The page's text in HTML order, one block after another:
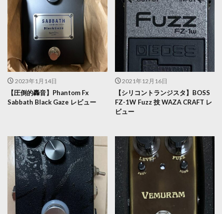
2023年1月14日
【圧倒的轟音】Phantom Fx
Sabbath Black Gaze レビュー
2021年12月16日
【シリコントランジスタ】BOSS
FZ-1W Fuzz 技 WAZA CRAFT レ
ビュー